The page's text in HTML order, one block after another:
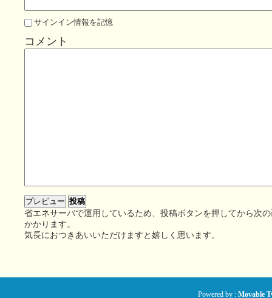
サインイン情報を記憶
コメント
省エネサーバで運用しているため、投稿ボタンを押してから次
かかります。
気長におつきあいいただけますと嬉しく思います。
Powered by : Movable